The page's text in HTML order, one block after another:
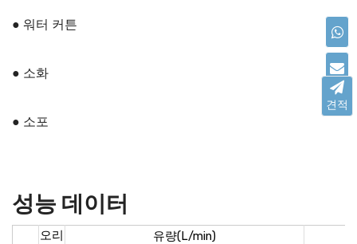
● 워터 커튼
● 소화
● 소포
성능 데이터
오리
유량(L/min)
견적